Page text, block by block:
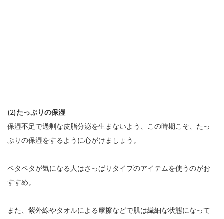
(2)たっぷりの保湿
保湿不足で過剰な皮脂分泌を生まないよう、この時期こそ、たっ
ぷりの保湿をするように心がけましょう。
ベタベタが気になる人はさっぱりタイプのアイテムを使うのがお
すすめ。
また、紫外線やタオルによる摩擦などで肌は繊細な状態になって